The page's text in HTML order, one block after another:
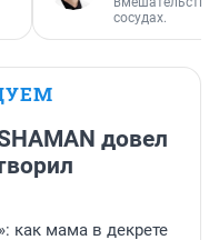
сосудах.
довел
как мама в декрете